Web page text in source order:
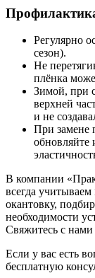
Регулярно
сезон).
Не
плёнка
Зимой, при
верхней
и не
При замене
обновляйте
В компании
всегда
окантовку,
необходимости
Свяжитесь с нами
Если у вас есть
бесплатную